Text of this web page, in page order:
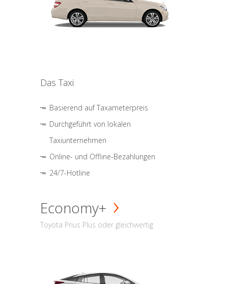
Das Taxi
Basierend auf Taxameterpreis
Durchgeführt von lokalen
Taxiunternehmen
Online- und Offline-Bezahlungen
24/7-Hotline
Economy+
Toyota Prius Plus oder gleichwertig